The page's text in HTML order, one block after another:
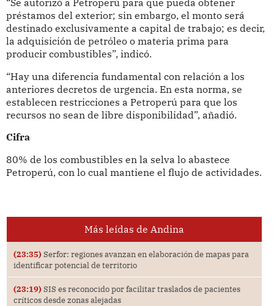
préstamos del exterior; sin embargo, el monto será
destinado exclusivamente a capital de trabajo; es decir,
la adquisición de petróleo o materia prima para
producir combustibles”, indicó.
“Hay una diferencia fundamental con relación a los
anteriores decretos de urgencia. En esta norma, se
establecen restricciones a Petroperú para que los
recursos no sean de libre disponibilidad”, añadió.
Cifra
80% de los combustibles en la selva lo abastece
Petroperú, con lo cual mantiene el flujo de actividades.
Más leídas de Andina
(23:35) Serfor: regiones avanzan en elaboración de mapas para
identificar potencial de territorio
(23:19) SIS es reconocido por facilitar traslados de pacientes
críticos desde zonas alejadas